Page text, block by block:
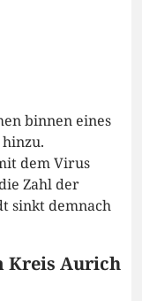
binnen eines
dem Virus
Zahl der
sinkt demnach
Kreis Aurich